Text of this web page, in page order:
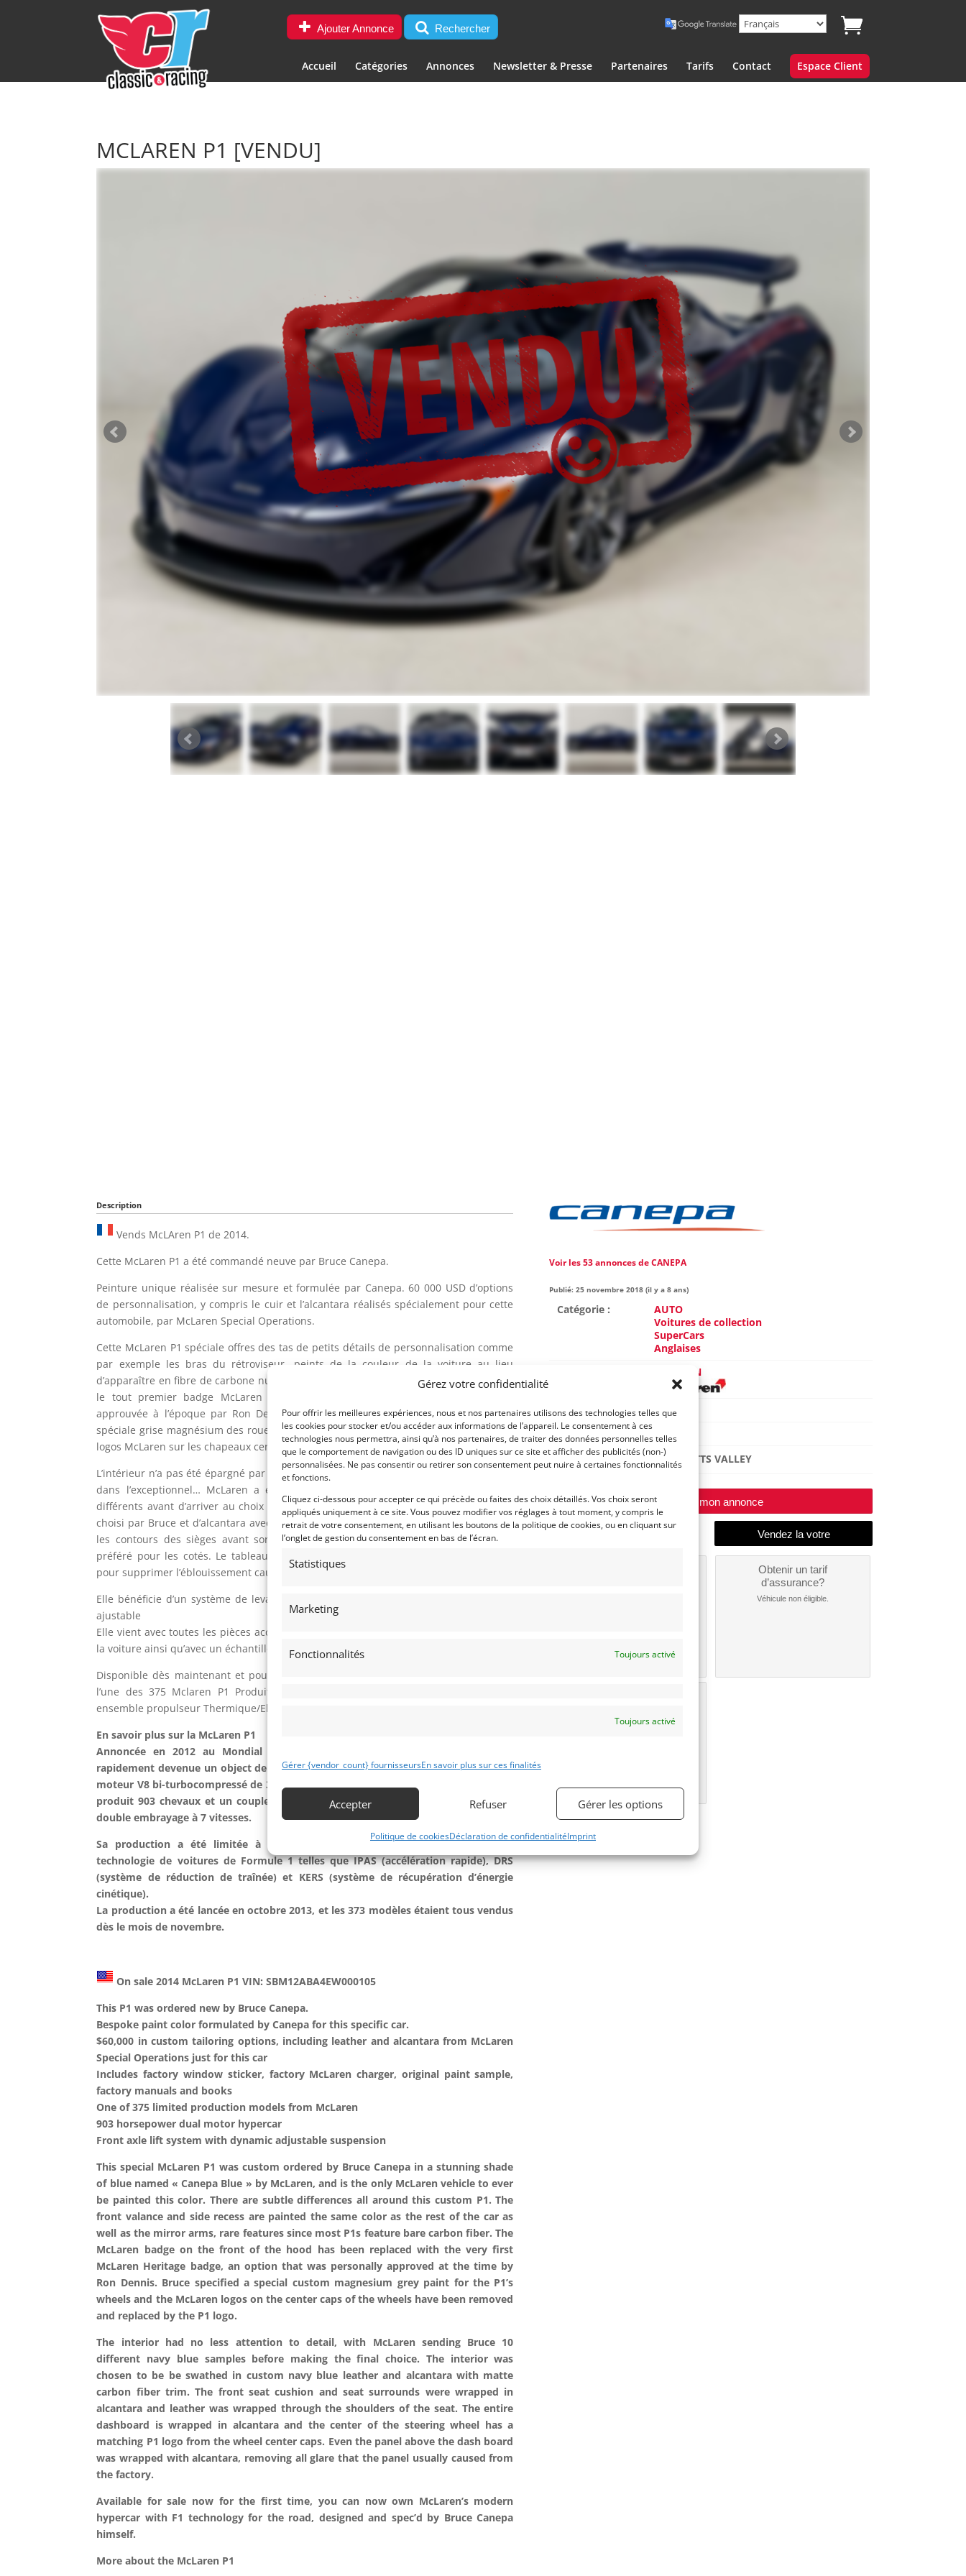
Gérez votre confidentialité
Pour offrir les meilleures expériences, nous et nos partenaires utilisons des technologies telles que
les cookies pour stocker et/ou accéder aux informations de l’appareil. Le consentement à ces
technologies nous permettra, ainsi qu’à nos partenaires, de traiter des données personnelles telles
que le comportement de navigation ou des ID uniques sur ce site et afficher des publicités (non-)
personnalisées. Ne pas consentir ou retirer son consentement peut nuire à certaines fonctionnalités
et fonctions.
Cliquez ci-dessous pour accepter ce qui précède ou faites des choix détaillés. Vos choix seront
appliqués uniquement à ce site. Vous pouvez modifier vos réglages à tout moment, y compris le
retrait de votre consentement, en utilisant les boutons de la politique de cookies, ou en cliquant sur
l’onglet de gestion du consentement en bas de l’écran.
Statistiques
Marketing
Fonctionnalités Toujours activé
Toujours activé
Gérer {vendor_count} fournisseursEn savoir plus sur ces finalités
Accepter Refuser Gérer les options
Politique de cookiesDéclaration de confidentialitéImprint
Ajouter Annonce Rechercher
Accueil Catégories Annonces Newsletter & Presse Partenaires Tarifs Contact Espace Client
MCLAREN P1 [VENDU]
Description
Vends McLAren P1 de 2014.
Cette McLaren P1 a été commandé neuve par Bruce Canepa.
Peinture unique réalisée sur mesure et formulée par Canepa. 60 000 USD d’options
de personnalisation, y compris le cuir et l’alcantara réalisés spécialement pour cette
automobile, par McLaren Special Operations.
Cette McLaren P1 spéciale offres des tas de petits détails de personnalisation comme
par exemple les bras du rétroviseur, peints de la couleur de la voiture au lieu
d’apparaître en fibre de carbone nue. Le badge McLaren du capot a été remplacé par
le tout premier badge McLaren Heritage, option qui avait été personnellement
approuvée à l’époque par Ron Dennis. Bruce est allé jusqu’à spécifier la peinture
spéciale grise magnésium des roues de cette P1 et à demander le remplacement des
logos McLaren sur les chapeaux centraux des roues par le logo P1.
L’intérieur n’a pas été épargné par la volonté de Bruce de faire réaliser l’exceptionnel
dans l’exceptionnel… McLaren a envoyé à Bruce 10 échantillons de bleu marine
différents avant d’arriver au choix final.L’intérieur est recouvert du cuir bleu marine
choisi par Bruce et d’alcantara avec garniture en fibre de carbone mat. Le coussin et
les contours des sièges avant sont recouverts d’alcantara alors que le cuir a été
préféré pour les cotés. Le tableau de bord complet est aussi recouvert d’alcantara
pour supprimer l’éblouissement causé par le revêtement d’origine….
Elle bénéficie d’un système de levage de l’essieu avant avec suspension dynamique
ajustable
Elle vient avec toutes les pièces accessoires livres, manuels…. qui sont été livrés avec
la voiture ainsi qu’avec un échantillon de peinture originale.
Disponible dès maintenant et pour la première fois à lavante. L’occasion d’acquérir
l’une des 375 Mclaren P1 Produites, et de profiter des 903 CV distillés par son
ensemble propulseur Thermique/Electrique !
En savoir plus sur la McLaren P1
Annoncée en 2012 au Mondial de l’Automobile de Paris, la McLaren P1 est
rapidement devenue un object de désir recherché, dérivé de la F1. Propulsé par un
moteur V8 bi-turbocompressé de 3,8 litres, complété par un moteur électrique, elle
produit 903 chevaux et un couple de 723 ft / lb transmis par une transmission à
double embrayage à 7 vitesses.
Sa production a été limitée à seulement 375 véhicules. Elle bénéficie de la
technologie de voitures de Formule 1 telles que IPAS (accélération rapide), DRS
(système de réduction de traînée) et KERS (système de récupération d’énergie
cinétique).
La production a été lancée en octobre 2013, et les 373 modèles étaient tous vendus
dès le mois de novembre.
On sale 2014 McLaren P1 VIN: SBM12ABA4EW000105
This P1 was ordered new by Bruce Canepa.
Bespoke paint color formulated by Canepa for this specific car.
$60,000 in custom tailoring options, including leather and alcantara from McLaren
Special Operations just for this car
Includes factory window sticker, factory McLaren charger, original paint sample,
factory manuals and books
One of 375 limited production models from McLaren
903 horsepower dual motor hypercar
Front axle lift system with dynamic adjustable suspension
This special McLaren P1 was custom ordered by Bruce Canepa in a stunning shade
of blue named « Canepa Blue » by McLaren, and is the only McLaren vehicle to ever
be painted this color. There are subtle differences all around this custom P1. The
front valance and side recess are painted the same color as the rest of the car as
well as the mirror arms, rare features since most P1s feature bare carbon fiber. The
McLaren badge on the front of the hood has been replaced with the very first
McLaren Heritage badge, an option that was personally approved at the time by
Ron Dennis. Bruce specified a special custom magnesium grey paint for the P1’s
wheels and the McLaren logos on the center caps of the wheels have been removed
and replaced by the P1 logo.
The interior had no less attention to detail, with McLaren sending Bruce 10
different navy blue samples before making the final choice. The interior was
chosen to be be swathed in custom navy blue leather and alcantara with matte
carbon fiber trim. The front seat cushion and seat surrounds were wrapped in
alcantara and leather was wrapped through the shoulders of the seat. The entire
dashboard is wrapped in alcantara and the center of the steering wheel has a
matching P1 logo from the wheel center caps. Even the panel above the dash board
was wrapped with alcantara, removing all glare that the panel usually caused from
the factory.
Available for sale now for the first time, you can now own McLaren’s modern
hypercar with F1 technology for the road, designed and spec’d by Bruce Canepa
himself.
More about the McLaren P1
Voir les 53 annonces deCANEPA
Publié: 25 novembre 2018 (il y a 8 ans)
Catégorie :
AUTO
Voitures de collection
SuperCars
Anglaises
McLAREN
Modèle :
P1
Année :
2014
Lieu :
SCOTTS VALLEY
Modifier mon annonce
Obtenir un tarif
d’assurance?
Véhicule non éligible.